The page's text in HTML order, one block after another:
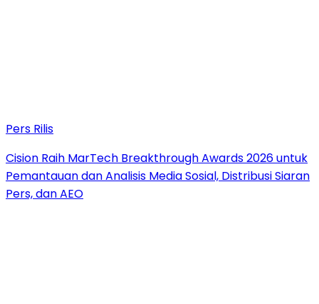
Pers Rilis
Cision Raih MarTech Breakthrough Awards 2026 untuk
Pemantauan dan Analisis Media Sosial, Distribusi Siaran
Pers, dan AEO